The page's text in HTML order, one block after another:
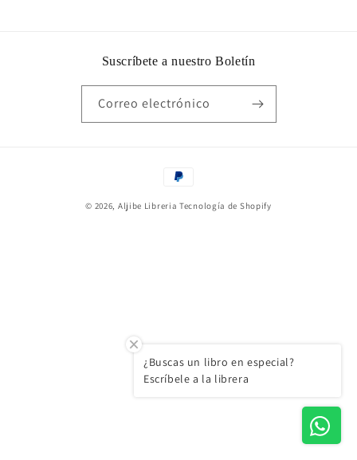
Suscríbete a nuestro Boletín
Correo electrónico
Formas
pago
© 2026, Aljibe Libreria Tecnología de Shopify
¿Buscas un libro en especial?
Escríbele a la librera